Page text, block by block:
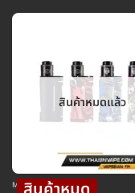
5 คะแนน
สินค้าหมดแล้ว
MOD บุหรี่ไฟฟ้าม็อดบ๊อก